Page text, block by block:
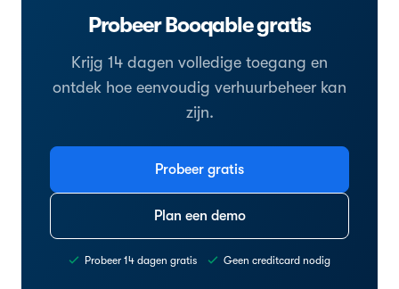
Probeer Booqable gratis
Krijg 14 dagen volledige toegang en
ontdek hoe eenvoudig verhuurbeheer kan
zijn.
Probeer gratis
Plan een demo
Probeer 14 dagen gratis Geen creditcard nodig